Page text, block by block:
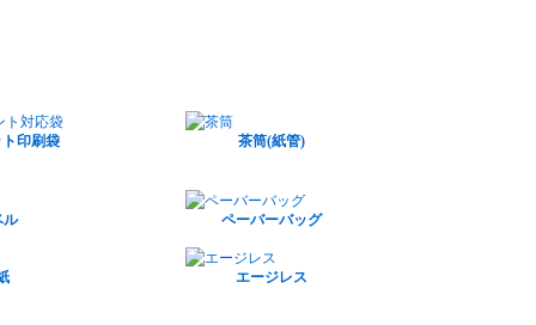
印刷袋 茶筒(紙管)
ル ペーバーバッグ
エージレス